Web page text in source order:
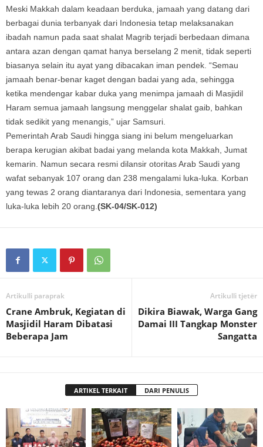
Meski Makkah dalam keadaan berduka, jamaah yang datang dari
berbagai dunia terbanyak dari Indonesia tetap melaksanakan
ibadah namun pada saat shalat Magrib terjadi berbedaan dimana
antara azan dengan qamat hanya berselang 2 menit, tidak seperti
biasanya selain itu ayat yang dibacakan iman pendek. “Semau
jamaah benar-benar kaget dengan badai yang ada, sehingga
ketika mendengar kabar duka yang menimpa jamaah di Masjidil
Haram semua jamaah langsung menggelar shalat gaib, bahkan
tidak sedikit yang menangis,” ujar Samsuri.
Pemerintah Arab Saudi hingga siang ini belum mengeluarkan
berapa kerugian akibat badai yang melanda kota Makkah, Jumat
kemarin. Namun secara resmi dilansir otoritas Arab Saudi yang
wafat sebanyak 107 orang dan 238 mengalami luka-luka. Korban
yang tewas 2 orang diantaranya dari Indonesia, sementara yang
luka-luka lebih 20 orang. (SK-04/SK-012)
Artikulli paraprak
Crane Ambruk, Kegiatan di
Masjidil Haram Dibatasi
Beberapa Jam
Artikulli tjetër
Dikira Biawak, Warga Gang
Damai III Tangkap Monster
Sangatta
ARTIKEL TERKAIT DARI PENULIS